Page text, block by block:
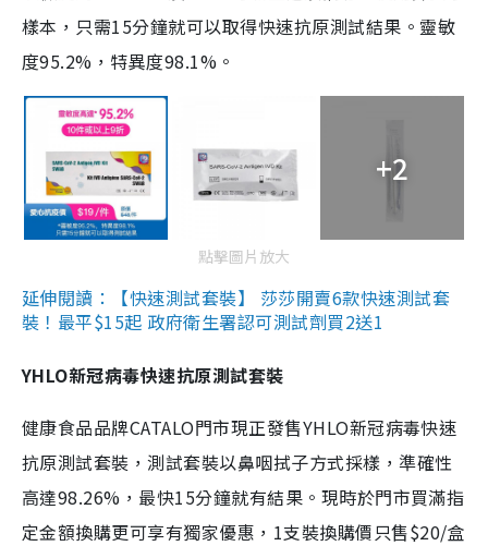
樣本，只需15分鐘就可以取得快速抗原測試結果。靈敏
度95.2%，特異度98.1%。
+2
點擊圖片放大
延伸閱讀：【快速測試套裝】 莎莎開賣6款快速測試套
裝！最平$15起 政府衛生署認可測試劑買2送1
YHLO新冠病毒快速抗原測試套裝
健康食品品牌CATALO門市現正發售YHLO新冠病毒快速
抗原測試套裝，測試套裝以鼻咽拭子方式採樣，準確性
高達98.26%，最快15分鐘就有結果。現時於門市買滿指
定金額換購更可享有獨家優惠，1支裝換購價只售$20/盒